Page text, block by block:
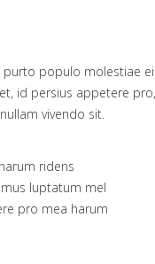
populo molestiae
id persius appetere
vivendo sit.
ridens
luptatum mel
pro mea harum